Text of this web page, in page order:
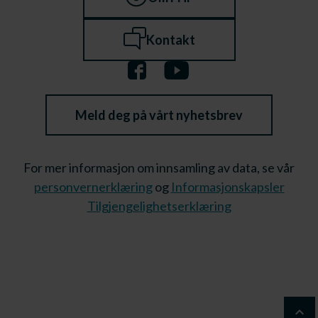
Kontakt
Meld deg på vårt nyhetsbrev
For mer informasjon om innsamling av data, se vår
personvernerklæringog Informasjonskapsler
Tilgjengelighetserklæring
keyboard_arrow_up